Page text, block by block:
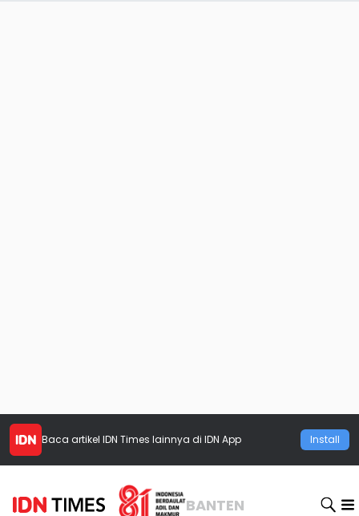
Baca artikel IDN Times lainnya di IDN App Install
BANTEN